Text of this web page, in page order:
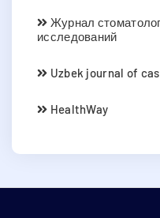
Журнал
исследований
Uzbek journal of
HealthWay